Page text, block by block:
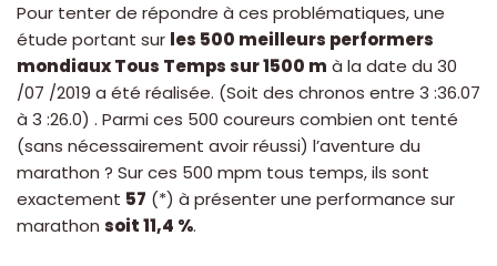
Pour tenter de répondre à ces problématiques, une
étude portant sur les 500 meilleurs performers
mondiaux Tous Temps sur 1500 m à la date du 30
/07 /2019 a été réalisée. (Soit des chronos entre 3 :36.07
à 3 :26.0) . Parmi ces 500 coureurs combien ont tenté
(sans nécessairement avoir réussi) l’aventure du
marathon ? Sur ces 500 mpm tous temps, ils sont
exactement 57 (*) à présenter une performance sur
marathon soit 11,4 %.